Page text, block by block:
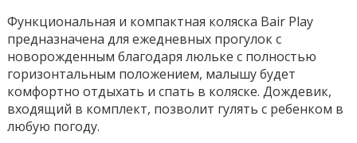
Функциональная и компактная коляска Bair Play
предназначена для ежедневных прогулок с
новорожденным благодаря люльке с полностью
горизонтальным положением, малышу будет
комфортно отдыхать и спать в коляске. Дождевик,
входящий в комплект, позволит гулять с ребенком в
любую погоду.